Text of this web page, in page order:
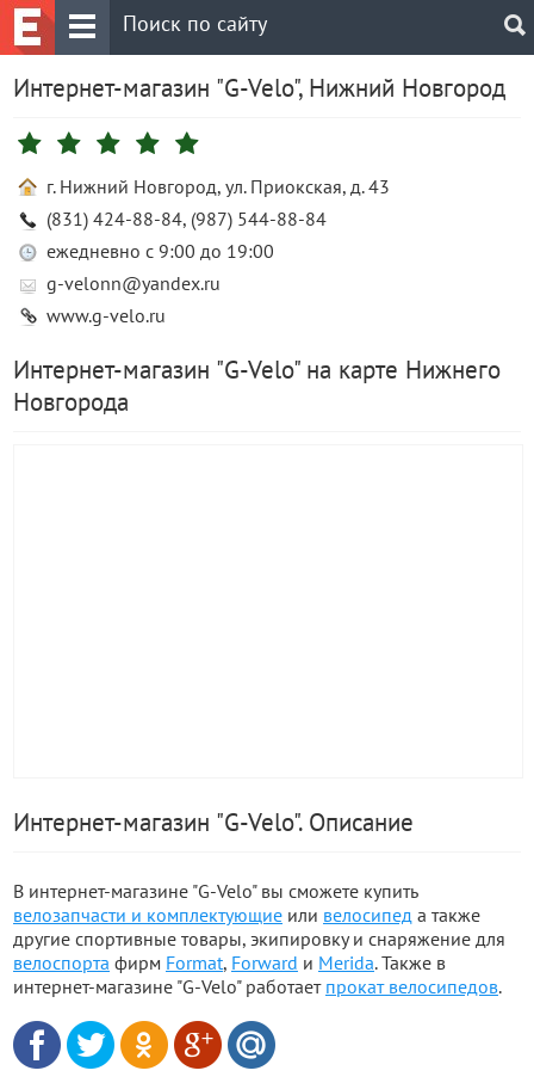
Интернет-магазин "G-Velo", Нижний Новгород
г. Нижний Новгород, ул. Приокская, д. 43
(831) 424-88-84, (987) 544-88-84
ежедневно с 9:00 до 19:00
g-velonn@yandex.ru
www.g-velo.ru
Интернет-магазин "G-Velo" на карте Нижнего
Новгорода
Интернет-магазин "G-Velo". Описание
В интернет-магазине "G-Velo" вы сможете купить
велозапчасти и комплектующие или велосипед а также
другие спортивные товары, экипировку и снаряжение для
велоспорта фирм Format, Forward и Merida. Также в
интернет-магазине "G-Velo" работает прокат велосипедов.